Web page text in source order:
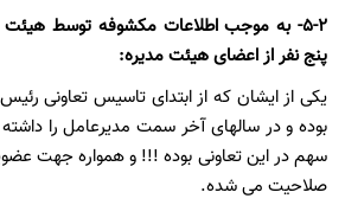
5-2- به موجب اطلاعات مکشوفه توسط
پنج نفر از اعضای هیئت مدیره:
یکی از ایشان که از ابتدای تاسیس تعاونی
بوده و در سالهای آخر سمت مدیرعامل را
سهم در این تعاونی بوده !!! و همواره جهت
صلاحیت می­ شده.